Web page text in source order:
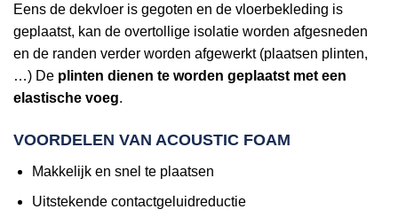
Eens de dekvloer is gegoten en de vloerbekleding is
geplaatst, kan de overtollige isolatie worden afgesneden
en de randen verder worden afgewerkt (plaatsen plinten,
…) De plinten dienen te worden geplaatst met een
elastische voeg.
VOORDELEN VAN ACOUSTIC FOAM
Makkelijk en snel te plaatsen
Uitstekende contactgeluidreductie